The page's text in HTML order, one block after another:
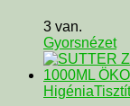
3 van.
Gyorsnézet
Higénia